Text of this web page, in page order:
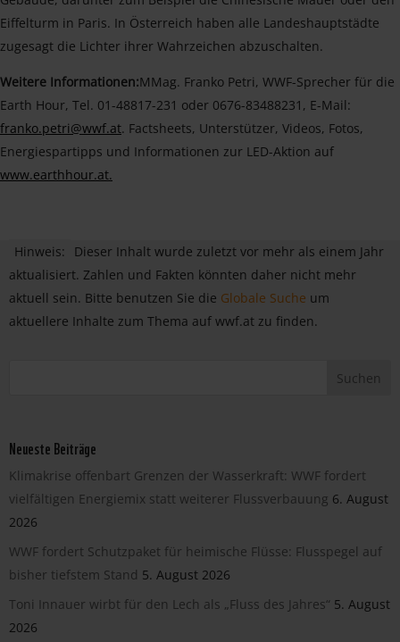
Eiffelturm in Paris. In Österreich haben alle Landeshauptstädte
zugesagt die Lichter ihrer Wahrzeichen abzuschalten.
Weitere Informationen:MMag. Franko Petri, WWF-Sprecher für die
Earth Hour, Tel. 01-48817-231 oder 0676-83488231, E-Mail:
franko.petri@wwf.at. Factsheets, Unterstützer, Videos, Fotos,
Energiespartipps und Informationen zur LED-Aktion auf
www.earthhour.at.
Hinweis:
Dieser Inhalt wurde zuletzt vor mehr als einem Jahr
aktualisiert. Zahlen und Fakten könnten daher nicht mehr
aktuell sein. Bitte benutzen Sie die Globale Suche um
aktuellere Inhalte zum Thema auf wwf.at zu finden.
Neueste Beiträge
Klimakrise offenbart Grenzen der Wasserkraft: WWF fordert
vielfältigen Energiemix statt weiterer Flussverbauung 6. August
2026
WWF fordert Schutzpaket für heimische Flüsse: Flusspegel auf
bisher tiefstem Stand 5. August 2026
Toni Innauer wirbt für den Lech als „Fluss des Jahres“ 5. August
2026